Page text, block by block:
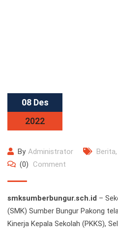
08 Des
2022
By Administrator Berita,
(0)
Comment
smksumberbungur.sch.id –
(SMK) Sumber Bungur Pakong
Kinerja Kepala Sekolah (PKKS),